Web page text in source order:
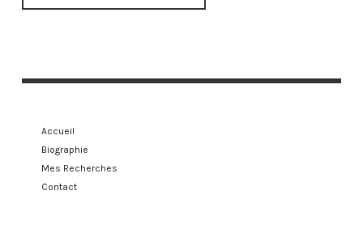
Accueil
Biographie
Mes Recherches
Contact